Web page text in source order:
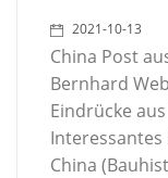
2021-10-13
China Post
Bernhard
Eindrücke
China